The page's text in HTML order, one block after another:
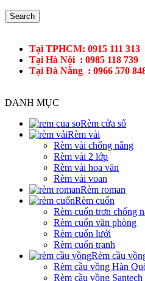
Search
Tại TPHCM: 0915 111 313
Tại Hà Nội : 0985 118 739
Tại Đà Nẵng : 0966 570
DANH MỤC
Rèm cửa sổ
Rèm vải
Rèm vải chống nắng
Rèm vải 2 lớp
Rèm vải hoa văn
Rèm vải voan
Rèm roman
Rèm cuốn
Rèm cuốn trơn chống
Rèm cuốn văn phòng
Rèm cuốn lưới
Rèm cuốn tranh
Rèm cầu
Rèm cầu vồng Hàn
Rèm cầu vồng Santech